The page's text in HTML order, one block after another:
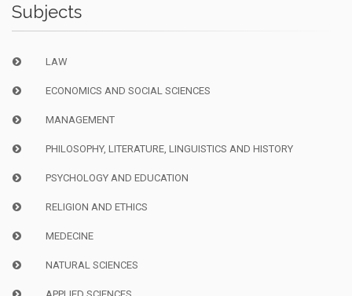
Subjects
LAW
ECONOMICS AND SOCIAL SCIENCES
MANAGEMENT
PHILOSOPHY, LITERATURE, LINGUISTICS AND HISTORY
PSYCHOLOGY AND EDUCATION
RELIGION AND ETHICS
MEDECINE
NATURAL SCIENCES